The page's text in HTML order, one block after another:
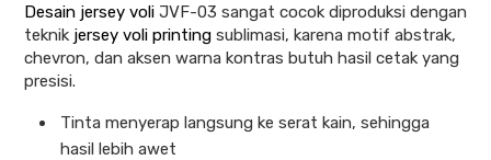
Desain jersey voli JVF-03 sangat cocok diproduksi dengan
teknik jersey voli printing sublimasi, karena motif abstrak,
chevron, dan aksen warna kontras butuh hasil cetak yang
presisi.
Tinta menyerap langsung ke serat kain, sehingga
hasil lebih awet